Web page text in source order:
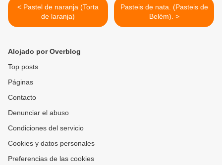
< Pastel de naranja (Torta
de laranja)
Pasteis de nata. (Pasteis de
Belém). >
Alojado por Overblog
Top posts
Páginas
Contacto
Denunciar el abuso
Condiciones del servicio
Cookies y datos personales
Preferencias de las cookies